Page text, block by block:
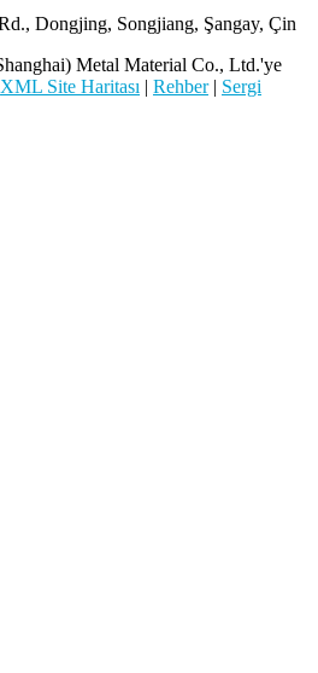
Dongjing, Songjiang, Şangay, Çin
Metal Material Co., Ltd.'ye
XML Site Haritası | Rehber| Sergi